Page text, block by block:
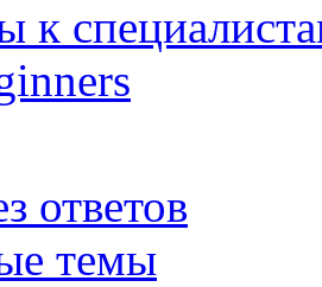
к
ответов
темы